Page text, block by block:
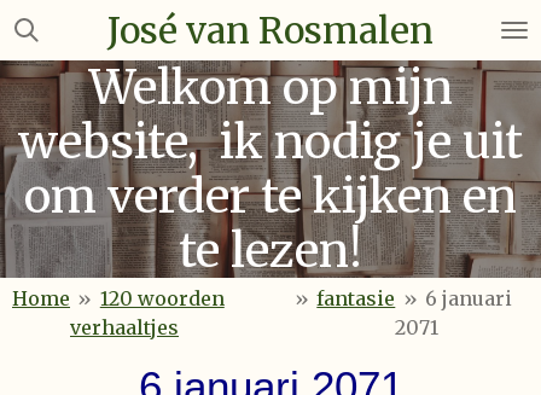
Ga
naar
de
hoofdinhoud
José van Rosmalen
Welkom op mijn
website, ik nodig je uit
om verder te kijken en
te lezen!
Home » 120 woorden
verhaaltjes
» fantasie » 6 januari
2071